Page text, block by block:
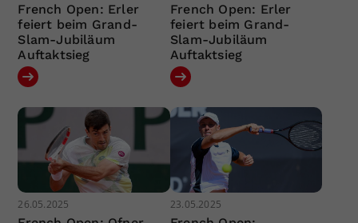
French Open: Erler
feiert beim Grand-
Slam-Jubiläum
Auftaktsieg
French Open: Erler
feiert beim Grand-
Slam-Jubiläum
Auftaktsieg
26.05.2025 23.05.2025